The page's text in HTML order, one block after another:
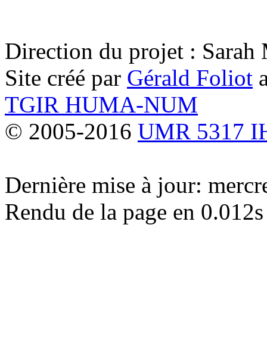
Direction du projet : Sarah
Site créé par Gérald Foliot
TGIR HUMA-NUM
© 2005-2016 UMR 5317
Dernière mise à jour:
Rendu de la page en 0.012s